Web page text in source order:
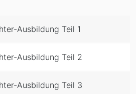
Ausbildung Teil 1
Ausbildung Teil 2
Ausbildung Teil 3